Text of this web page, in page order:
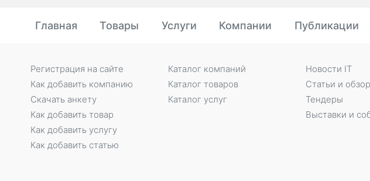
Главная Товары Услуги Компании Публикации
Регистрация на сайте
Как добавить компанию
Скачать анкету
Как добавить товар
Как добавить услугу
Как добавить статью
Каталог компаний
Каталог товаров
Каталог услуг
Новости IT
Статьи и
Тендеры
Выставки и